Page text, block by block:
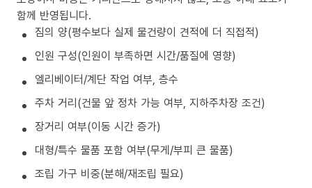
함께 반영됩니다.
짐의 양(평수보다 실제 물건량이 견적에 더 직접적)
인원 구성(인원이 부족하면 시간/품질에 영향)
엘리베이터/계단 작업 여부, 층수
주차 거리(건물 앞 정차 가능 여부, 지하주차장 조건)
장거리 여부(이동 시간 증가)
대형/특수 물품 포함 여부(무게/부피 큰 물품)
조립 가구 비중(분해/재조립 필요)